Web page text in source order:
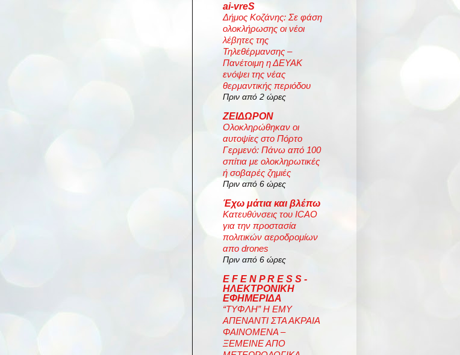
ai-vreS
Δήμος Κοζάνης: Σε φάση
ολοκλήρωσης οι νέοι
λέβητες της
Τηλεθέρμανσης –
Πανέτοιμη η ΔΕΥΑΚ
ενόψει της νέας
θερμαντικής περιόδου
Πριν από 2 ώρες
ΖΕΙΔΩΡΟΝ
Ολοκληρώθηκαν οι
αυτοψίες στο Πόρτο
Γερμενό: Πάνω από 100
σπίτια με ολοκληρωτικές
ή σοβαρές ζημιές
Πριν από 6 ώρες
Έχω μάτια και βλέπω
Κατευθύνσεις του ICAO
για την προστασία
πολιτικών αεροδρομίων
απο drones
Πριν από 6 ώρες
E F E N P R E S S -
ΗΛΕΚΤΡΟΝΙΚΗ
ΕΦΗΜΕΡΙΔΑ
“ΤΥΦΛΗ” Η ΕΜΥ
ΑΠΕΝΑΝΤΙ ΣΤΑ ΑΚΡΑΙΑ
ΦΑΙΝΟΜΕΝΑ –
ΞΕΜΕΙΝΕ ΑΠΟ